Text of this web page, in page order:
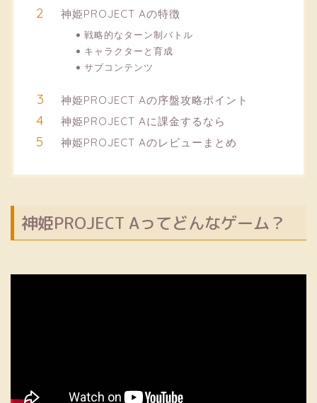
神姫PROJECT Aの特徴
戦略的なターン制バトル
キャラクターと育成
サブコンテンツ
神姫PROJECT Aの序盤攻略ポイント
神姫PROJECT Aに課金するなら
神姫PROJECT Aのレビューまとめ
神姫PROJECT Aってどんなゲーム？